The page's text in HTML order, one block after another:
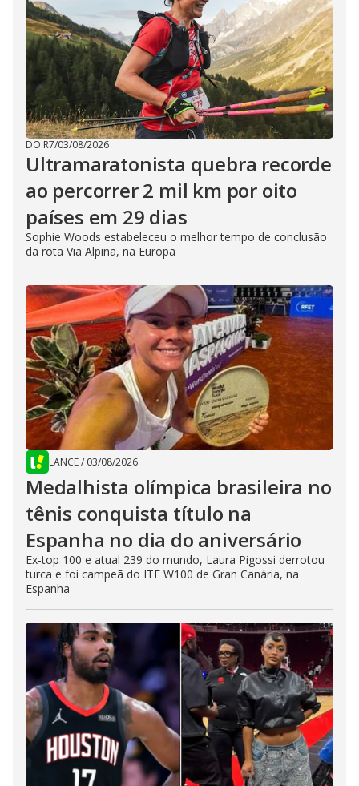
DO R7/03/08/2026
Ultramaratonista quebra recorde
ao percorrer 2 mil km por oito
países em 29 dias
Sophie Woods estabeleceu o melhor tempo de conclusão
da rota Via Alpina, na Europa
LANCE/ 03/08/2026
Medalhista olímpica brasileira no
tênis conquista título na
Espanha no dia do aniversário
Ex-top 100 e atual 239 do mundo, Laura Pigossi derrotou
turca e foi campeã do ITF W100 de Gran Canária, na
Espanha